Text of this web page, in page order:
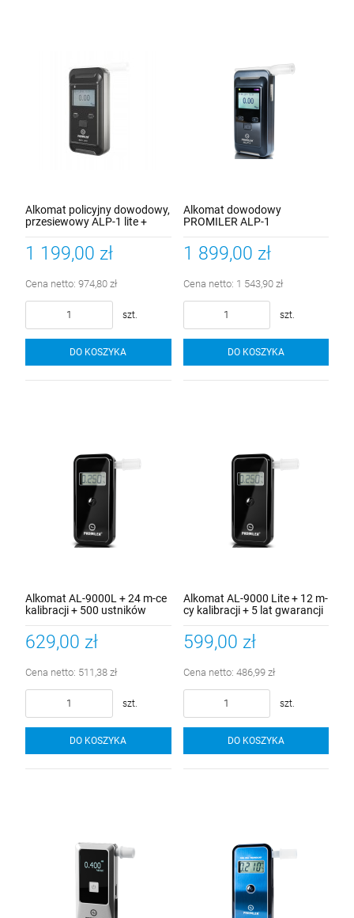
Alkomat policyjny dowodowy,
przesiewowy ALP-1 lite +
1 199,00 zł
Cena netto: 974,80 zł
szt.
DO KOSZYKA
Alkomat dowodowy
PROMILER ALP-1
1 899,00 zł
Cena netto: 1 543,90 zł
szt.
DO KOSZYKA
Alkomat AL-9000L + 24 m-ce
kalibracji + 500 ustników
629,00 zł
Cena netto: 511,38 zł
szt.
DO KOSZYKA
Alkomat AL-9000 Lite + 12 m-
cy kalibracji + 5 lat gwarancji
599,00 zł
Cena netto: 486,99 zł
szt.
DO KOSZYKA